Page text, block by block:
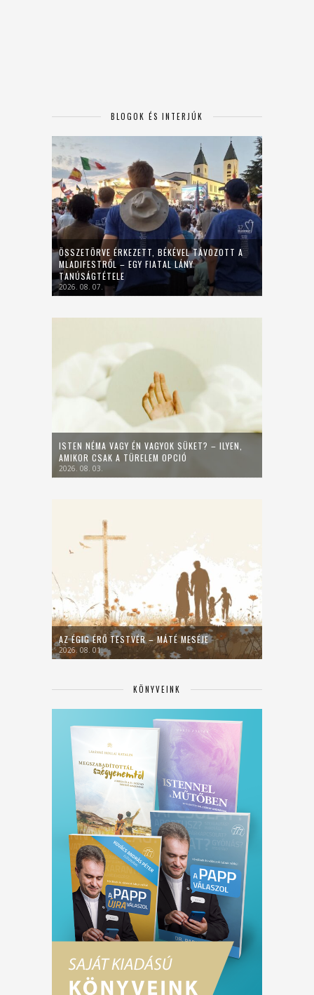
BLOGOK ÉS INTERJÚK
ÖSSZETÖRVE ÉRKEZETT, BÉKÉVEL TÁVOZOTT A
MLADIFESTRŐL – EGY FIATAL LÁNY
TANÚSÁGTÉTELE
2026. 08. 07.
ISTEN NÉMA VAGY ÉN VAGYOK SÜKET? – ILYEN,
AMIKOR CSAK A TÜRELEM OPCIÓ
2026. 08. 03.
AZ ÉGIG ÉRŐ TESTVÉR – MÁTÉ MESÉJE
2026. 08. 01.
KÖNYVEINK